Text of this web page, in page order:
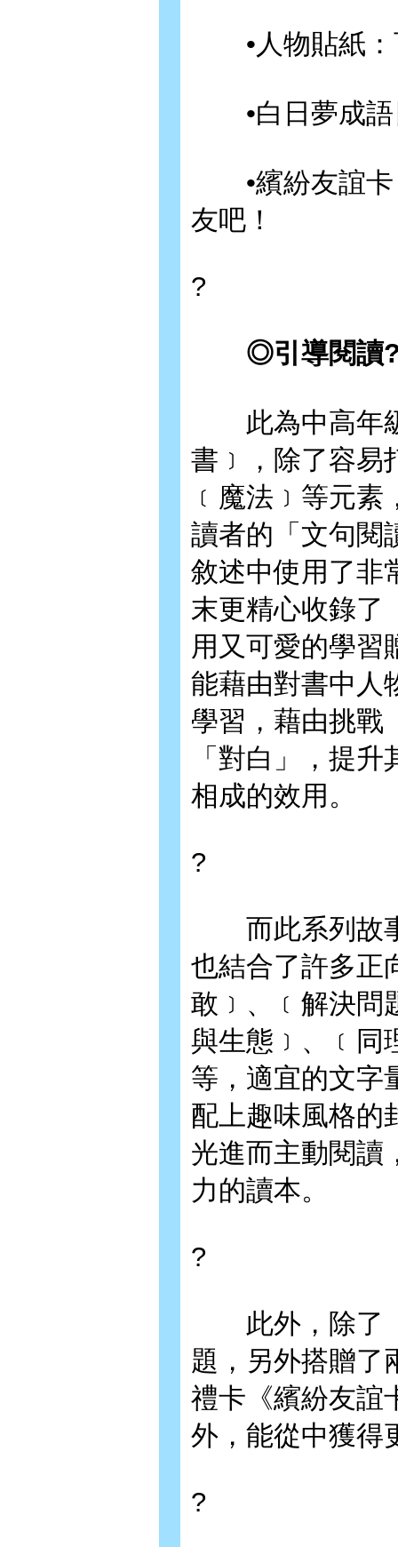
•人物貼紙：
•白日夢成語
•繽紛友誼卡
友吧！
?
◎引導閱讀
此為中高年級
書﹞，除了容易
﹝魔法﹞等元
讀者的「文句閱
敘述中使用了非
末更精心收錄了
用又可愛的學習
能藉由對書中人
學習，藉由挑戰
「對白」，提
相成的效用。
?
而此系列故事
也結合了許多正
敢﹞、﹝解決問
與生態﹞、﹝同
等，適宜的文字
配上趣味風格的
光進而主動閱讀
力的讀本。
?
此外，除了《
題，另外搭贈了
禮卡《繽紛友誼
外，能從中獲得
?